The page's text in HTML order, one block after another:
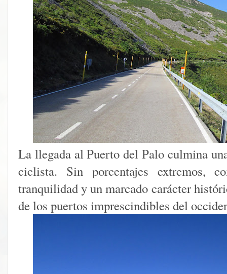
La llegada al Puerto del Palo culmina
ciclista. Sin porcentajes extremos,
tranquilidad y un marcado carácter
de los puertos imprescindibles del